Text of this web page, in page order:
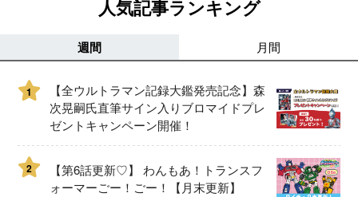
人気記事ランキング
週間 月間
1
【全ウルトラマン記録大鑑発売記念】森
次晃嗣氏直筆サイン入りブロマイドプレ
ゼントキャンペーン開催！
2
【第6話更新♡】 わんもあ！トランスフ
ォーマーごー！ごー！【月末更新】